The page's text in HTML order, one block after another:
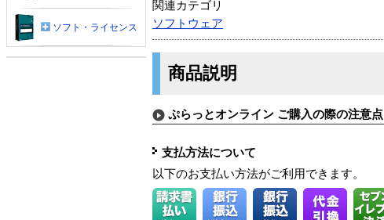
関連カテゴリ
ソフトウェア
商品説明
ぷらっとオンライン ご購入の際の注意点
支払方法について
以下のお支払い方法がご利用できます。
ソフト・ライセンス